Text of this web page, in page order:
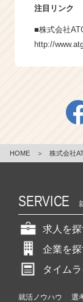
注目リンク
■株式会社
http://
HOME ＞ 株式会社
SERVICE
求人を探
企業を探
タイム
就活ノウハウ 選